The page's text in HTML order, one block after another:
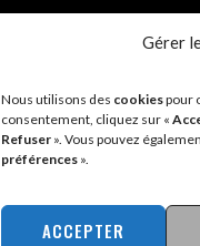
Gérer
Nous utilisons des cookiespour
consentement, cliquez sur «
Refuser ». Vous pouvez
préférences ».
ACCEPTER
dans
Breniauxdans
Anonymedans
Robert